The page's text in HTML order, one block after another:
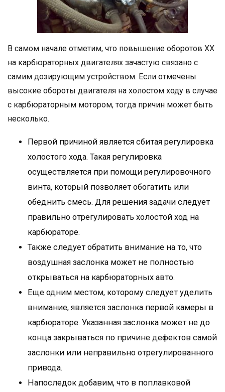
В самом начале отметим, что повышение оборотов ХХ
на карбюраторных двигателях зачастую связано с
самим дозирующим устройством. Если отмечены
высокие обороты двигателя на холостом ходу в случае
с карбюраторным мотором, тогда причин может быть
несколько.
Первой причиной является сбитая регулировка
холостого хода. Такая регулировка
осуществляется при помощи регулировочного
винта, который позволяет обогатить или
обеднить смесь. Для решения задачи следует
правильно отрегулировать холостой ход на
карбюраторе.
Также следует обратить внимание на то, что
воздушная заслонка может не полностью
открываться на карбюраторных авто.
Еще одним местом, которому следует уделить
внимание, является заслонка первой камеры в
карбюраторе. Указанная заслонка может не до
конца закрываться по причине дефектов самой
заслонки или неправильно отрегулированного
привода.
Напоследок добавим, что в поплавковой